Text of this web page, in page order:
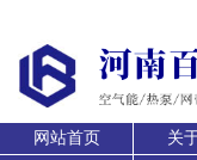
网站首页 关